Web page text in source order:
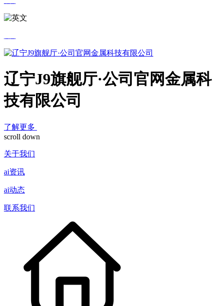
辽宁J9旗舰厅·公司官网金属科
技有限公司
了解更多
scroll down
关于我们
ai资讯
ai动态
联系我们